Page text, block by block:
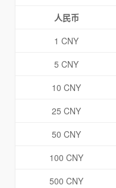
人民币
1 CNY
5 CNY
10 CNY
25 CNY
50 CNY
100 CNY
500 CNY